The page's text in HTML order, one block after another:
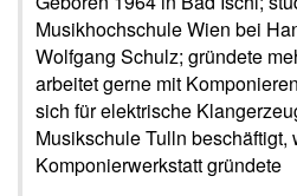
Musikhochschule Wien bei
Wolfgang Schulz; gründete
arbeitet gerne mit
sich für elektrische
Musikschule Tulln beschäftigt,
Komponierwerkstatt gründete